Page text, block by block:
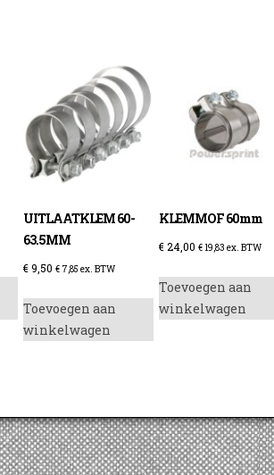
UITLAATKLEM 60-
63.5MM
€9,50 € 7,85 ex. BTW
Toevoegen aan
winkelwagen
KLEMMOF 60mm
€24,00 €19,83 ex. BTW
Toevoegen aan
winkelwagen